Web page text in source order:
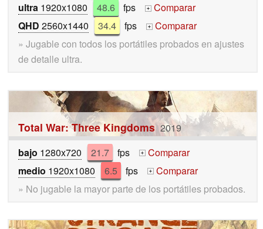
ultra 1920x1080 48.6 fps +
Comparar
QHD 2560x1440 34.4 fps +
Comparar
» Jugable con todos los portátiles probados en ajustes
de detalle ultra.
Total War: Three Kingdoms 2019
bajo 1280x720 21.7 fps +
Comparar
medio 1920x1080 6.5 fps +
Comparar
» No jugable la mayor parte de los portátiles probados.